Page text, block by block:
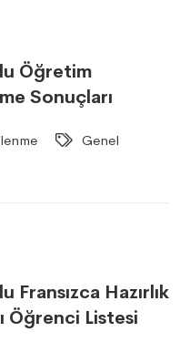
Öğretim
Sonuçları
Genel
Fransızca Hazırlık
Öğrenci Listesi